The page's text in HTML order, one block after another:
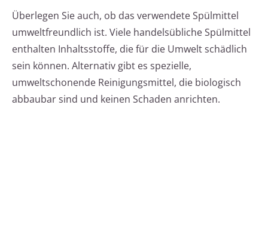
Überlegen Sie auch, ob das verwendete Spülmittel
umweltfreundlich ist. Viele handelsübliche Spülmittel
enthalten Inhaltsstoffe, die für die Umwelt schädlich
sein können. Alternativ gibt es spezielle,
umweltschonende Reinigungsmittel, die biologisch
abbaubar sind und keinen Schaden anrichten.